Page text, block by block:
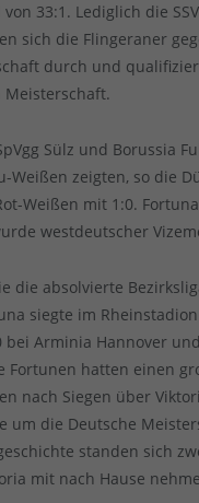
33:1. Lediglich die
sich die Flingeraner
durch und
Meisterschaft.
Sülz und Borussia
Weißen zeigten, so die
Weißen mit 1:0.
westdeutscher
die absolvierte
siegte im
bei Arminia Hannover
Fortunen hatten einen
nach Siegen über
um die Deutsche
standen sich
mit nach Hause